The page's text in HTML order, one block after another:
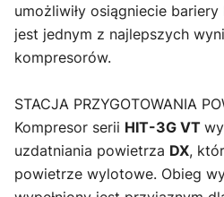
umożliwiły osiągniecie bariery
jest jednym z najlepszych
kompresorów.
STACJA PRZYGOTOWANIA
Kompresor serii HIT-3G VT
uzdatniania powietrza DX,
powietrze wylotowe. Obieg